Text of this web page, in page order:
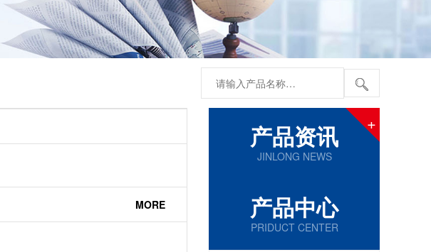
MORE
产品资讯
JINLONG NEWS
+
产品中心
PRIDUCT CENTER